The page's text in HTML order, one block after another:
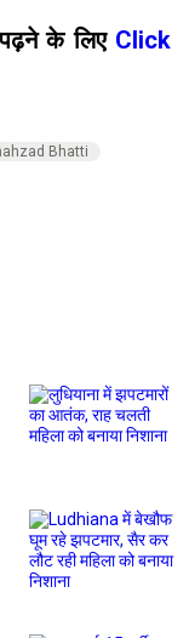
के लिए Click
Bhatti